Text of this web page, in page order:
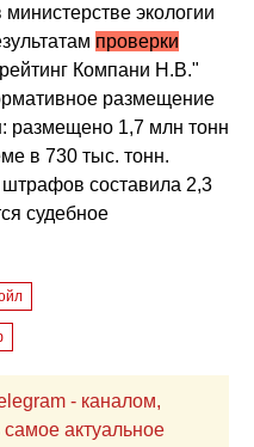
экологии
проверки
Компани Н.В."
размещение
размещено 1,7 млн тонн
в 730 тыс. тонн.
составила 2,3
судебное
- каналом,
чтобы не пропустить самое актуальное